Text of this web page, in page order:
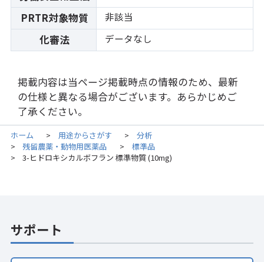
PRTR対象物質 非該当
化審法 データなし
掲載内容は当ページ掲載時点の情報のため、最新
の仕様と異なる場合がございます。あらかじめご
了承ください。
ホーム > 用途からさがす > 分析
> 残留農薬・動物用医薬品 > 標準品
> 3-ヒドロキシカルボフラン 標準物質 (10mg)
サポート